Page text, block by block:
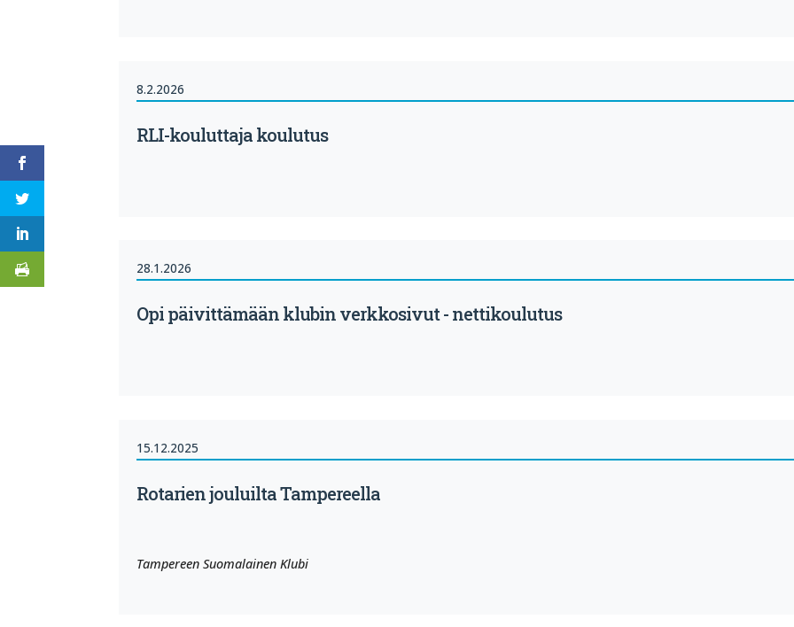
8.2.2026
RLI-kouluttaja koulutus
28.1.2026
Opi päivittämään klubin verkkosivut - nettikoulutus
15.12.2025
Rotarien jouluilta Tampereella
Tampereen Suomalainen Klubi